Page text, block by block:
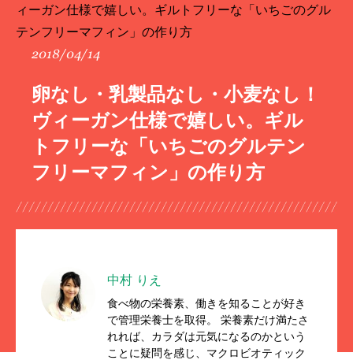
ィーガン仕様で嬉しい。ギルトフリーな「いちごのグル
テンフリーマフィン」の作り方
2018/04/14
卵なし・乳製品なし・小麦なし！
ヴィーガン仕様で嬉しい。ギル
トフリーな「いちごのグルテン
フリーマフィン」の作り方
中村 りえ
食べ物の栄養素、働きを知ることが好き
で管理栄養士を取得。 栄養素だけ満たさ
れれば、カラダは元気になるのかという
ことに疑問を感じ、マクロビオティック